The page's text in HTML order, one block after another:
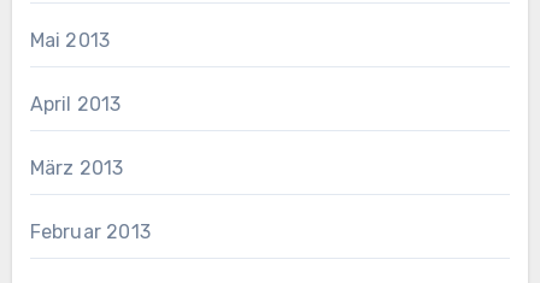
Mai 2013
April 2013
März 2013
Februar 2013